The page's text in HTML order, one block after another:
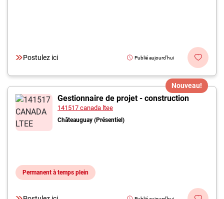
Postulez ici Publié aujourd'hui
Nouveau!
Gestionnaire de projet - construction
141517 canada ltee
Châteauguay (Présentiel)
Permanent à temps plein